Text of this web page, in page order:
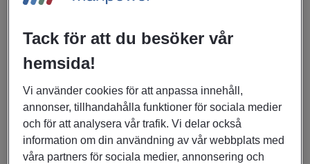
blir en viktig del av lagrets framgång under en intensiv
Som lagermedarbetare kommer du att:
- Hantera och transportera däck i lagret med hjälp av truck.
- Tvätta däck med specialutrustning för att hålla dem i
toppskick.
Tack för att du besöker vår
hemsida!
Vi använder cookies för att anpassa innehåll,
annonser, tillhandahålla funktioner för sociala medier
och för att analysera vår trafik. Vi delar också
information om din användning av vår webbplats med
våra partners för sociala medier, annonsering och